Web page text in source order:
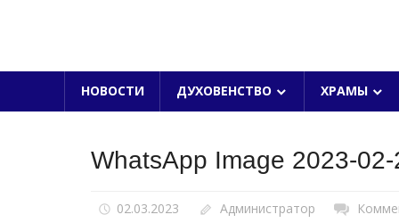
НОВОСТИ ДУХОВЕНСТВО ХРАМЫ
WhatsApp Image 2023-
02.03.2023 Администратор